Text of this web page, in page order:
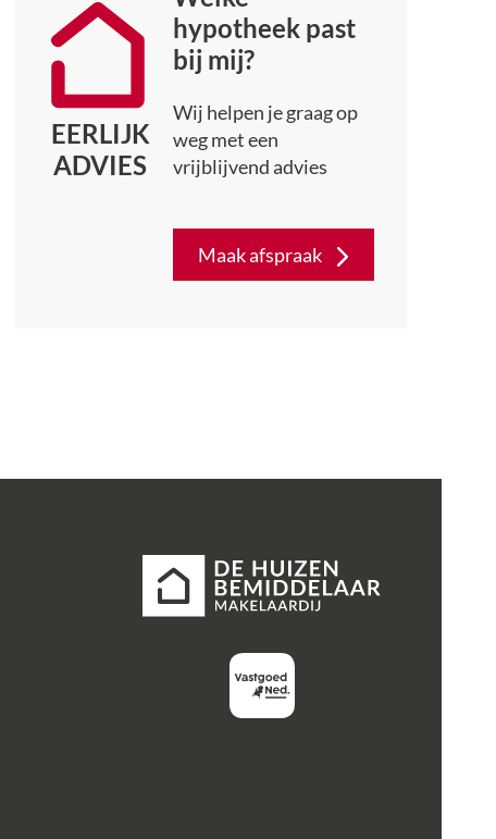
EERLIJK
ADVIES
hypotheek past
bij mij?
Wij helpen je graag op
weg met een
vrijblijvend advies
Maak afspraak